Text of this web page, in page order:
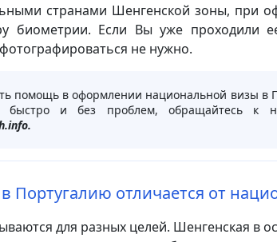
странами Шенгенской зоны, при
биометрии. Если Вы уже проходили
не нужно.
помощь в оформлении национальной визы в
быстро и без проблем, обращайтесь к
Португалию отличается от
для разных целей. Шенгенская в